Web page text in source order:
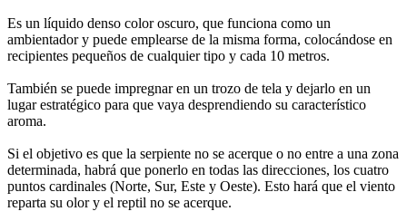
Es un líquido denso color oscuro, que funciona como un
ambientador y puede emplearse de la misma forma, colocándose en
recipientes pequeños de cualquier tipo y cada 10 metros.
También se puede impregnar en un trozo de tela y dejarlo en un
lugar estratégico para que vaya desprendiendo su característico
aroma.
Si el objetivo es que la serpiente no se acerque o no entre a una zona
determinada, habrá que ponerlo en todas las direcciones, los cuatro
puntos cardinales (Norte, Sur, Este y Oeste). Esto hará que el viento
reparta su olor y el reptil no se acerque.